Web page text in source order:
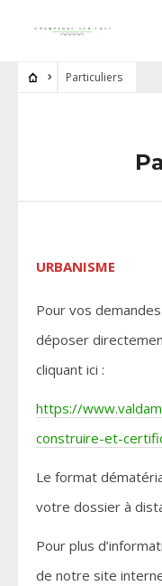
Particuliers
URBANISME
Pour vos
déposer
cliquant ici :
https://
construire-et-
Le format
votre dossier à
Pour plus
de notre site